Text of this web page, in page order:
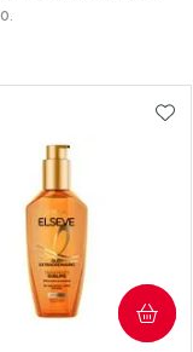
FAVORITOS
COMPRAR